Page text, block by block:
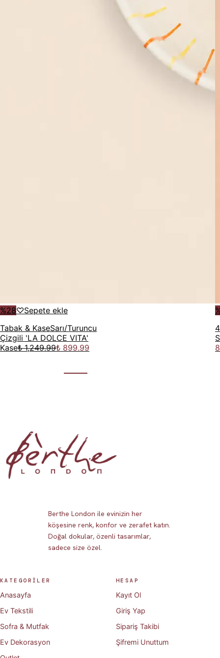
%28♡Sepete ekle
Tabak & KaseSarı/Turuncu
Çizgili 'LA DOLCE VITA'
Kase₺ 1,249.99₺ 899.99
Berthe London ile evinizin her
köşesine renk, konfor ve zerafet katın.
Doğal dokular, özenli tasarımlar,
sadece size özel.
KATEGORİLER
Anasayfa
Ev Tekstili
Sofra & Mutfak
Ev Dekorasyon
HESAP
Kayıt Ol
Giriş Yap
Sipariş Takibi
Şifremi Unuttum